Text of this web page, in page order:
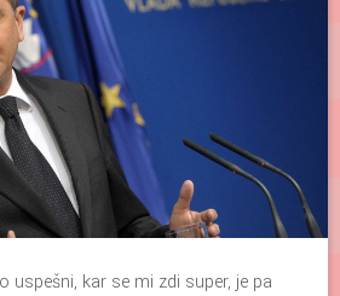
uspešni, kar se mi zdi super, je pa